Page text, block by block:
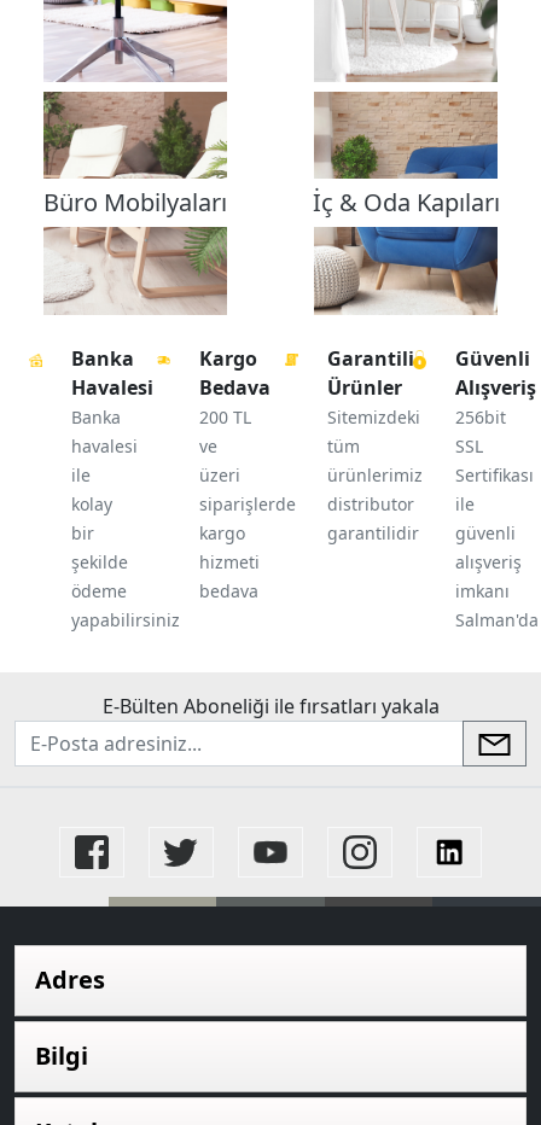
Büro Mobilyaları İç & Oda Kapıları
Banka
Havalesi
Banka
havalesi
ile
kolay
bir
şekilde
ödeme
yapabilirsiniz
Kargo
Bedava
200 TL
ve
üzeri
siparişlerde
kargo
hizmeti
bedava
Garantili
Ürünler
Sitemizdeki
tüm
ürünlerimiz
distributor
garantilidir
Güvenli
Alışveriş
256bit
SSL
Sertifikası
ile
güvenli
alışveriş
imkanı
Salman'da
E-Bülten Aboneliği ile fırsatları yakala
newsletter
Adres
Bilgi